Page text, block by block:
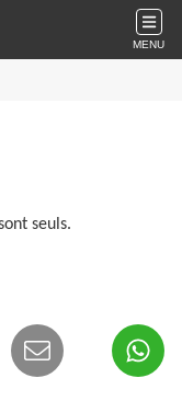
MENU
seuls.